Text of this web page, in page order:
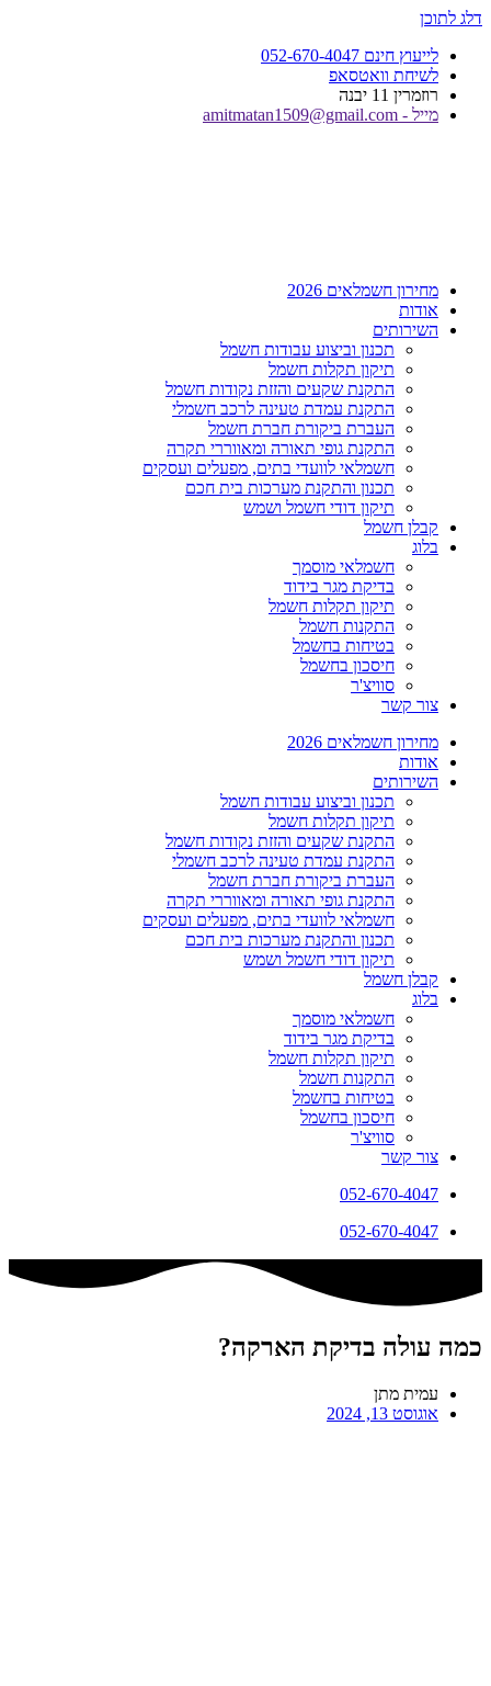
דלג לתוכן
לייעוץ חינם 052-670-4047
לשיחת וואטסאפ
רוזמרין 11 יבנה
מייל - amitmatan1509@gmail.com
מחירון חשמלאים 2026
אודות
השירותים
תכנון וביצוע עבודות חשמל
תיקון תקלות חשמל
התקנת שקעים והזזת נקודות חשמל
התקנת עמדת טעינה לרכב חשמלי
העברת ביקורת חברת חשמל
התקנת גופי תאורה ומאווררי תקרה
חשמלאי לוועדי בתים, מפעלים ועסקים
תכנון והתקנת מערכות בית חכם
תיקון דודי חשמל ושמש
קבלן חשמל
בלוג
חשמלאי מוסמך
בדיקת מגר בידוד
תיקון תקלות חשמל
התקנות חשמל
בטיחות בחשמל
חיסכון בחשמל
סוויצ'ר
צור קשר
מחירון חשמלאים 2026
אודות
השירותים
תכנון וביצוע עבודות חשמל
תיקון תקלות חשמל
התקנת שקעים והזזת נקודות חשמל
התקנת עמדת טעינה לרכב חשמלי
העברת ביקורת חברת חשמל
התקנת גופי תאורה ומאווררי תקרה
חשמלאי לוועדי בתים, מפעלים ועסקים
תכנון והתקנת מערכות בית חכם
תיקון דודי חשמל ושמש
קבלן חשמל
בלוג
חשמלאי מוסמך
בדיקת מגר בידוד
תיקון תקלות חשמל
התקנות חשמל
בטיחות בחשמל
חיסכון בחשמל
סוויצ'ר
צור קשר
052-670-4047
052-670-4047
כמה עולה בדיקת הארקה?
עמית מתן
אוגוסט 13, 2024